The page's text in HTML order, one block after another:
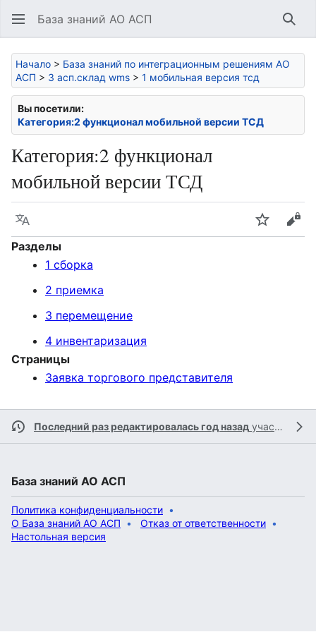
База знаний АО АСП
Начало > База знаний по интеграционным решениям АО
АСП > 3 асп.склад wms > 1 мобильная версия тсд
Вы посетили:
Категория:2 функционал мобильной версии ТСД
Категория:2 функционал
мобильной версии ТСД
Язык Следить
Разделы
1 сборка
2 приемка
3 перемещение
4 инвентаризация
Страницы
Заявка торгового представителя
Последний раз редактировалась год назад участником
База знаний АО АСП
Политика конфиденциальности
О База знаний АО АСП
Отказ от ответственности
Настольная версия